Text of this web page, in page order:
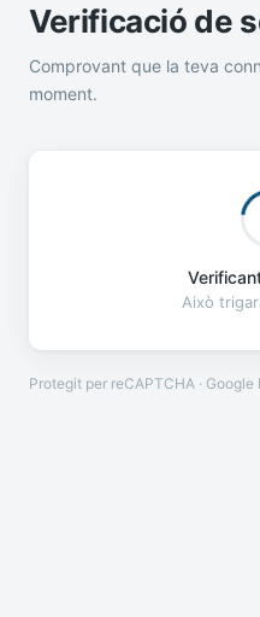
Verificació de
Comprovant que la teva
moment.
Això
Protegit per reCAPTCHA · Google